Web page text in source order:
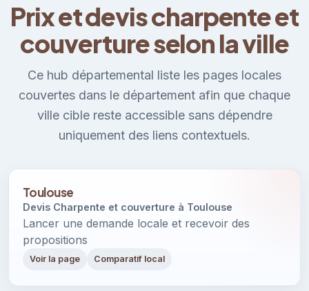
Prix et devis charpente et
couverture selon la ville
Ce hub départemental liste les pages locales
couvertes dans le département afin que chaque
ville cible reste accessible sans dépendre
uniquement des liens contextuels.
Toulouse
Devis Charpente et couverture à Toulouse
Lancer une demande locale et recevoir des
propositions
Voir la page Comparatif local